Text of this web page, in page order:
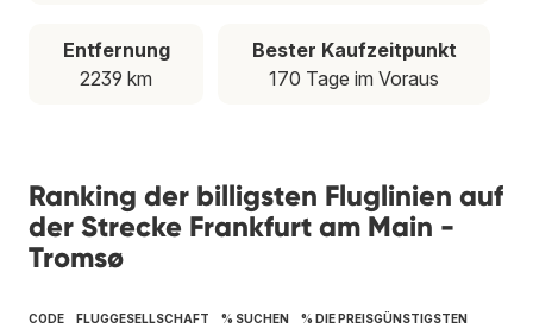
Entfernung
2239 km
Bester Kaufzeitpunkt
170 Tage im Voraus
Ranking der billigsten Fluglinien auf
der Strecke Frankfurt am Main -
Tromsø
CODE FLUGGESELLSCHAFT % SUCHEN % DIE PREISGÜNSTIGSTEN